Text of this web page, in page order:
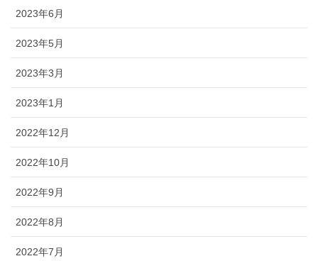
2023年6月
2023年5月
2023年3月
2023年1月
2022年12月
2022年10月
2022年9月
2022年8月
2022年7月